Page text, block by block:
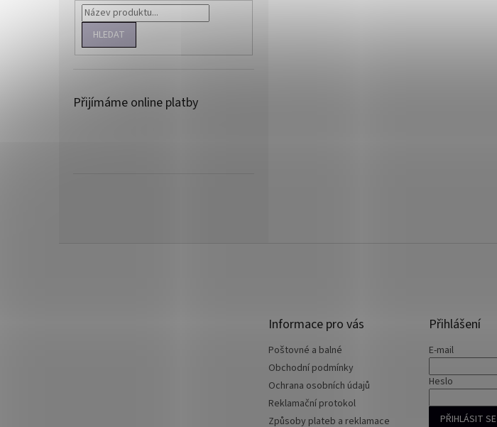
HLEDAT
Přijímáme online platby
Informace pro vás
Poštovné a balné
Obchodní podmínky
Ochrana osobních údajů
Reklamační protokol
Způsoby plateb a reklamace
Přihlášení
E-mail
Heslo
PŘIHLÁSIT SE